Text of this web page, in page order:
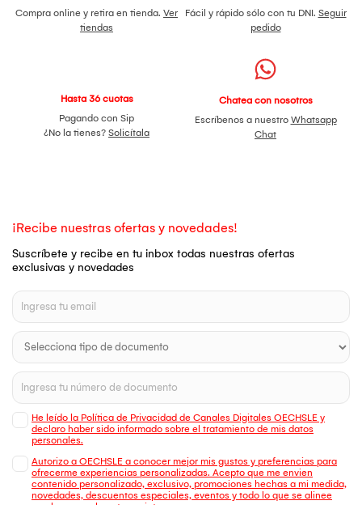
Compra online y retira en tienda. Ver
tiendas
Fácil y rápido sólo con tu DNI. Seguir
pedido
Hasta 36 cuotas
Pagando con Sip
¿No la tienes? Solicítala
Chatea con nosotros
Escríbenos a nuestro Whatsapp
Chat
¡Recibe nuestras ofertas y novedades!
Suscríbete y recibe en tu inbox todas nuestras ofertas
exclusivas y novedades
He leído la Política de Privacidad de Canales Digitales OECHSLE y
declaro haber sido informado sobre el tratamiento de mis datos
personales.
Autorizo a OECHSLE a conocer mejor mis gustos y preferencias para
ofrecerme experiencias personalizadas. Acepto que me envien
contenido personalizado, exclusivo, promociones hechas a mi medida,
novedades, descuentos especiales, eventos y todo lo que se alinee